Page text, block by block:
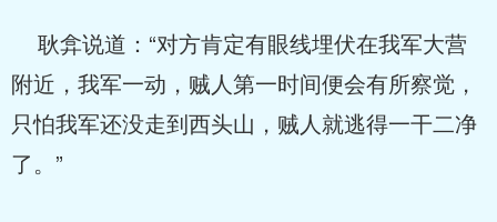
耿弇说道：“对方肯定有眼线埋伏在我军大营
附近，我军一动，贼人第一时间便会有所察觉，
只怕我军还没走到西头山，贼人就逃得一干二净
了。”